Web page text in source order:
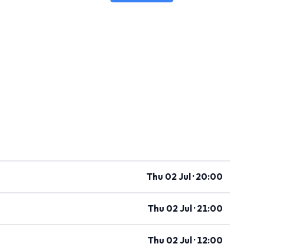
Thu 02 Jul · 20:00
Thu 02 Jul · 21:00
Thu 02 Jul · 12:00